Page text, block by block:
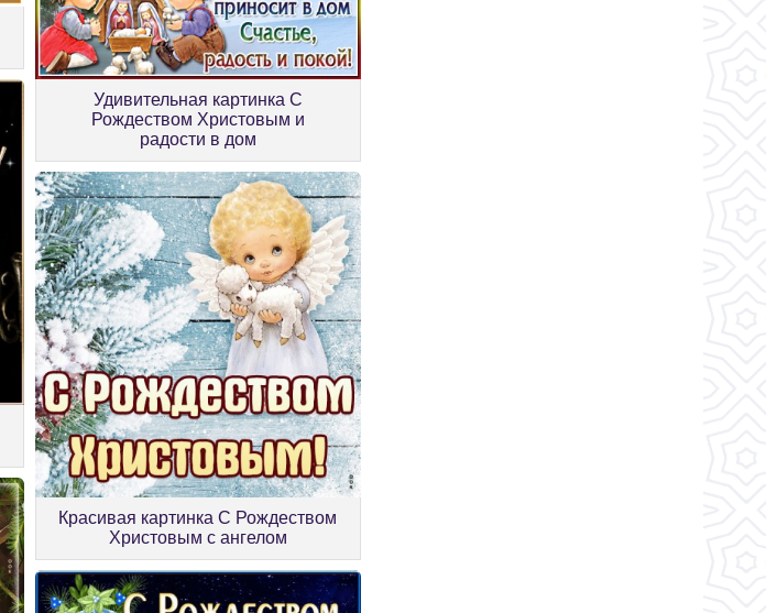
Удивительная картинка С
Рождеством Христовым и
радости в дом
Красивая картинка С Рождеством
Христовым с ангелом